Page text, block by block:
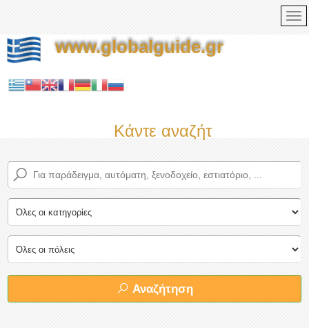
www.globalguide.gr
Κάντε αναζήτηση τώρα
Αναζήτηση